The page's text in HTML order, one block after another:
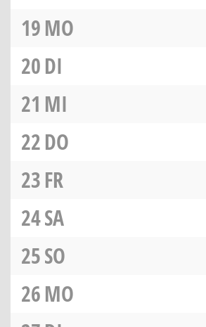
19MO
20DI
21 MI
22DO
23FR
24SA
25SO
26MO